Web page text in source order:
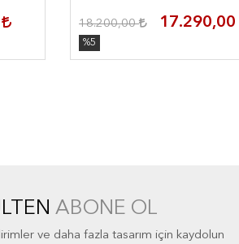
18.200,00 17.290,00
%5
ABONE OL
ve daha fazla tasarım için kaydolun